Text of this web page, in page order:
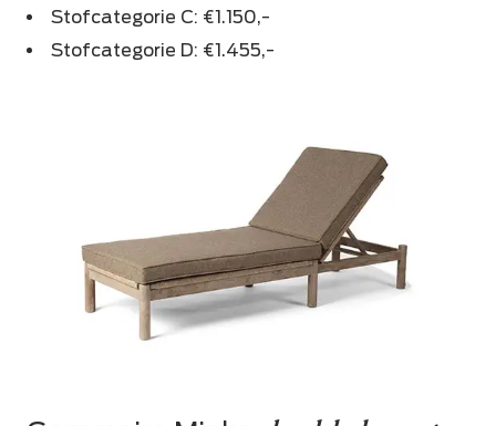
Stofcategorie C: €1.150,-
Stofcategorie D: €1.455,-